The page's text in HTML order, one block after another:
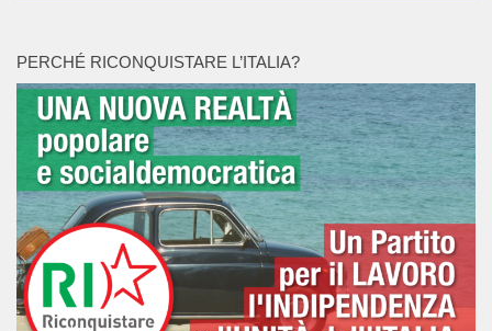
PERCHÉ RICONQUISTARE L’ITALIA?